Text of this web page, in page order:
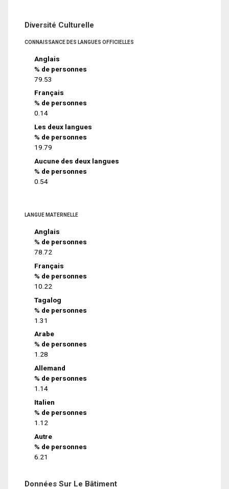
Diversité Culturelle
CONNAISSANCE DES LANGUES OFFICIELLES
Anglais
% de personnes
79.53
Français
% de personnes
0.14
Les deux langues
% de personnes
19.79
Aucune des deux langues
% de personnes
0.54
LANGUE MATERNELLE
Anglais
% de personnes
78.72
Français
% de personnes
10.22
Tagalog
% de personnes
1.31
Arabe
% de personnes
1.28
Allemand
% de personnes
1.14
Italien
% de personnes
1.12
Autre
% de personnes
6.21
Données Sur Le Bâtiment